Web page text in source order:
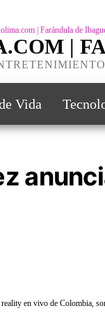
|
Vida
en vivo de Colombia,